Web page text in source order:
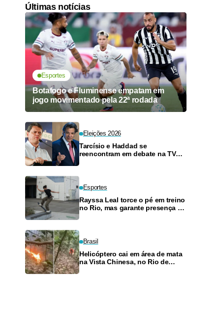
Últimas notícias
Esportes
Botafogo e Fluminense empatam em
jogo movimentado pela 22ª rodada
Eleições 2026
Tarcísio e Haddad se
reencontram em debate na TV
Esportes
Rayssa Leal torce o pé em treino
no Rio, mas garante presença no
Brasil
Helicóptero cai em área de mata
na Vista Chinesa, no Rio de